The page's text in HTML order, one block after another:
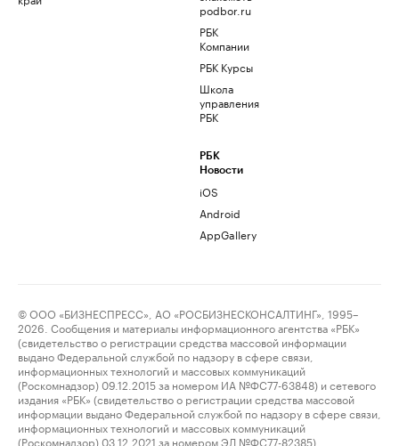
podbor.ru
РБК
Компании
РБК Курсы
Школа
управления
РБК
РБК
Новости
iOS
Android
AppGallery
© ООО «БИЗНЕСПРЕСС», АО «РОСБИЗНЕСКОНСАЛТИНГ», 1995–
2026. Сообщения и материалы информационного агентства «РБК»
(свидетельство о регистрации средства массовой информации
выдано Федеральной службой по надзору в сфере связи,
информационных технологий и массовых коммуникаций
(Роскомнадзор) 09.12.2015 за номером ИА №ФС77-63848) и сетевого
издания «РБК» (свидетельство о регистрации средства массовой
информации выдано Федеральной службой по надзору в сфере связи,
информационных технологий и массовых коммуникаций
(Роскомнадзор) 03.12.2021 за номером ЭЛ №ФС77-82385)